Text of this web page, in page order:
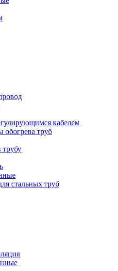
кабелем
труб
трубу
стальных труб